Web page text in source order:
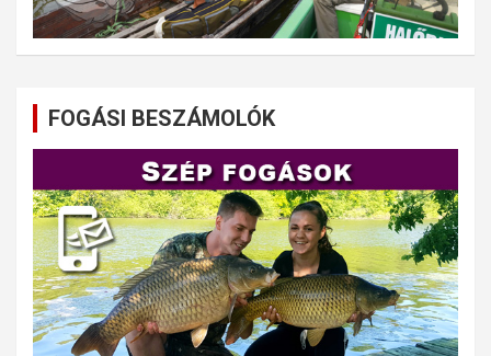
FOGÁSI BESZÁMOLÓK